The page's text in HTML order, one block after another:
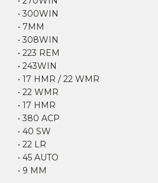
• 300WIN
• 7MM
• 308WIN
• 223 REM
• 243WIN
• 17 HMR / 22 WMR
• 22 WMR
• 17 HMR
• 380 ACP
• 40 SW
• 22 LR
• 45 AUTO
• 9 MM